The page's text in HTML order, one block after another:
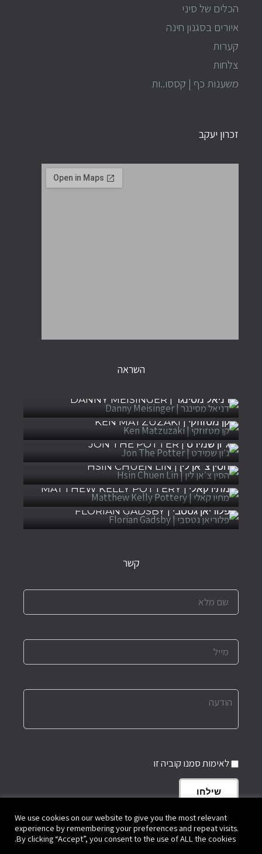
הכלים של סיני
איורים בסגנון חינה
קערות
צלחות
משענות כף | קססו..ות
זכרון יעקב
השראה
דניאל מסינגר | DANNY MEISINGER
קן מטזוזקי | KEN MATZUZAKI
ג׳ון שמידט | JON THE POTTER
הסין צ׳אן לין | HSIN CHUEN LIN
מתיו קאלי | MATTHEW KELLY POTTERY
פלוריאן גטסבי | FLORIAN GADSBY
קשר
לאימות סמנו קוביה זו
שילחו
We use cookies on our website to give you the most relevant
experience by remembering your preferences and repeat visits.
By clicking “Accept”, you consent to the use of ALL the cookies.